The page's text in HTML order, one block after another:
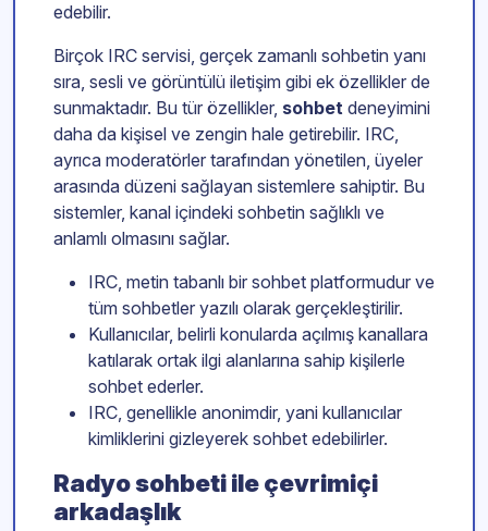
edebilir.
Birçok IRC servisi, gerçek zamanlı sohbetin yanı
sıra, sesli ve görüntülü iletişim gibi ek özellikler de
sunmaktadır. Bu tür özellikler, sohbet deneyimini
daha da kişisel ve zengin hale getirebilir. IRC,
ayrıca moderatörler tarafından yönetilen, üyeler
arasında düzeni sağlayan sistemlere sahiptir. Bu
sistemler, kanal içindeki sohbetin sağlıklı ve
anlamlı olmasını sağlar.
IRC, metin tabanlı bir sohbet platformudur ve
tüm sohbetler yazılı olarak gerçekleştirilir.
Kullanıcılar, belirli konularda açılmış kanallara
katılarak ortak ilgi alanlarına sahip kişilerle
sohbet ederler.
IRC, genellikle anonimdir, yani kullanıcılar
kimliklerini gizleyerek sohbet edebilirler.
Radyo sohbeti ile çevrimiçi
arkadaşlık